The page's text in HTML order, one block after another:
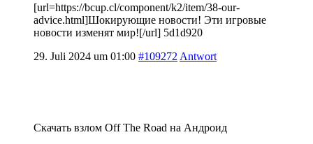
[url=https://bcup.cl/component/k2/item/38-our-
advice.html]Шокирующие новости! Эти игровые
новости изменят мир![/url] 5d1d920
29. Juli 2024 um 01:00 #109272 Antwort
Скачать взлом Off The Road на Андроид